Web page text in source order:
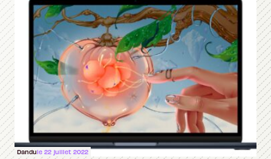
Dandule 22 juillet 2022